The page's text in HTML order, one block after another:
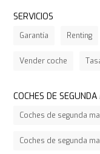
SERVICIOS
Garantía Renting
Vender coche
COCHES DE
Coches de segunda
Coches de segunda